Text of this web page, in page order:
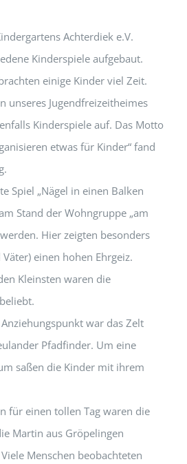
Achterdiek e.V.
Kinderspiele aufgebaut.
einige Kinder viel Zeit.
unseres Jugendfreizeitheimes
Kinderspiele auf. Das Motto
etwas für Kinder“ fand
Spiel „Nägel in einen Balken
Stand der Wohngruppe „am
Hier zeigten besonders
Väter) einen hohen Ehrgeiz.
Kleinsten waren die
war das Zelt
Pfadfinder. Um eine
saßen die Kinder mit ihrem
für einen tollen Tag waren die
Martin aus Gröpelingen
Menschen beobachteten